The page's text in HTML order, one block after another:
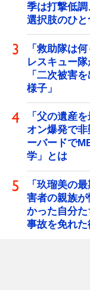
季は打撃低
選択肢のひと
「救助隊は
レスキュー
「二次被害
様子」
「父の遺産
オン爆発で
ーバードで
学」とは
「玖瑠美の
害者の親族
かった自分
事故を免れ